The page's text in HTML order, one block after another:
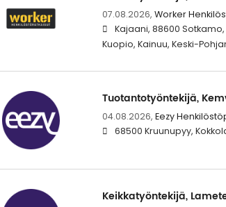
07.08.2026, Worker
Kajaani, 88600
Kuopio, Kainuu, Keski-
Tuotantotyöntekijä,
04.08.2026, Eezy
68500 Kruunupyy,
Keikkatyöntekijä,